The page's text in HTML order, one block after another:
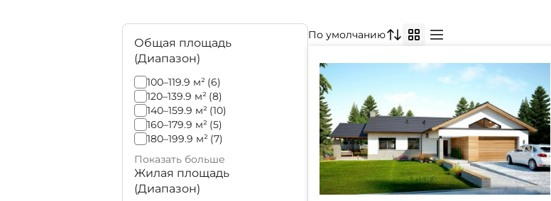
Общая площадь
(Диапазон)
100–119.9 м² (6)
120–139.9 м² (8)
140–159.9 м² (10)
160–179.9 м² (5)
180–199.9 м² (7)
Показать больше
Жилая площадь
(Диапазон)
По умолчанию